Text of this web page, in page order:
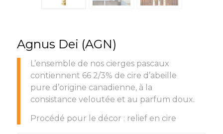
Agnus Dei (AGN)
L’ensemble de nos cierges pascaux
contiennent 66 2/3% de cire d’abeille
pure d’origine canadienne, à la
consistance veloutée et au parfum doux.
Procédé pour le décor : relief en cire